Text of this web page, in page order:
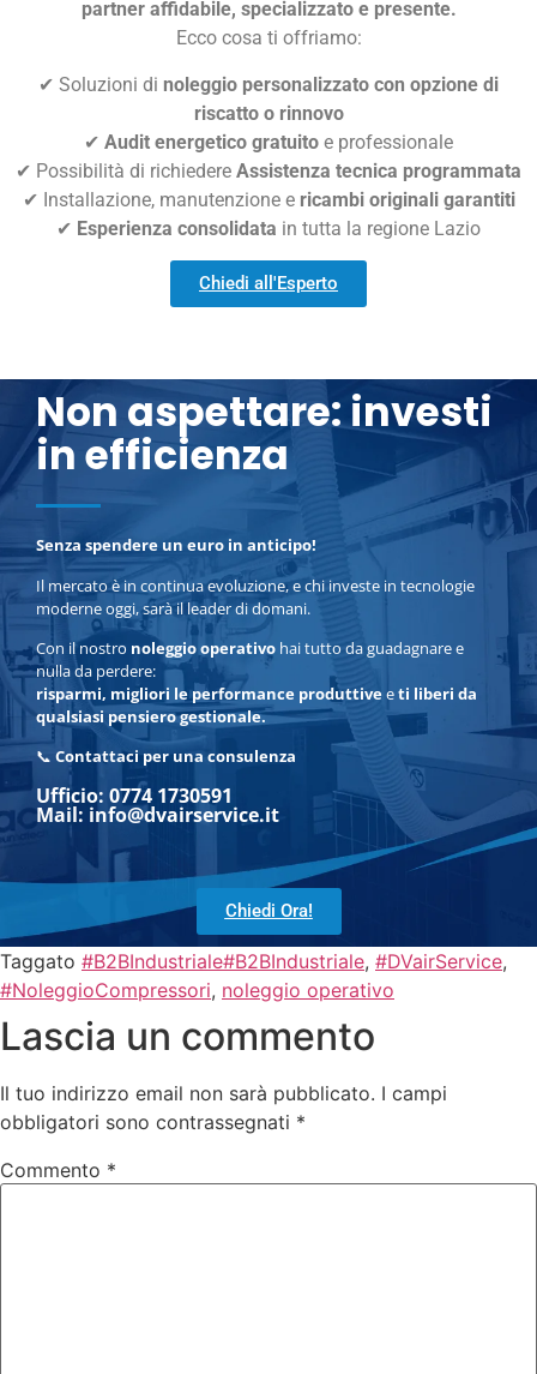
partner affidabile, specializzato e presente.
Ecco cosa ti offriamo:
✔ Soluzioni di noleggio personalizzato con opzione di
riscatto o rinnovo
✔ Audit energetico gratuito e professionale
✔ Possibilità di richiedere Assistenza tecnica programmata
✔ Installazione, manutenzione e ricambi originali garantiti
✔ Esperienza consolidata in tutta la regione Lazio
Chiedi all'Esperto
Non aspettare: investi
in efficienza
Senza spendere un euro in anticipo!
Il mercato è in continua evoluzione, e chi investe in tecnologie
moderne oggi, sarà il leader di domani.
Con il nostro noleggio operativo hai tutto da guadagnare e
nulla da perdere:
risparmi, migliori le performance produttiveeti liberi da
qualsiasi pensiero gestionale.
📞 Contattaci per una consulenza
Ufficio: 0774 1730591
Mail: info@dvairservice.it
Chiedi Ora!
Taggato #B2BIndustriale#B2BIndustriale, #DVairService,
#NoleggioCompressori, noleggio operativo
Lascia un commento
Il tuo indirizzo email non sarà pubblicato. I campi
obbligatori sono contrassegnati *
Commento *